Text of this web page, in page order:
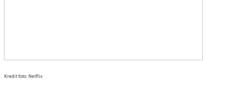
Kredit foto: Netflix